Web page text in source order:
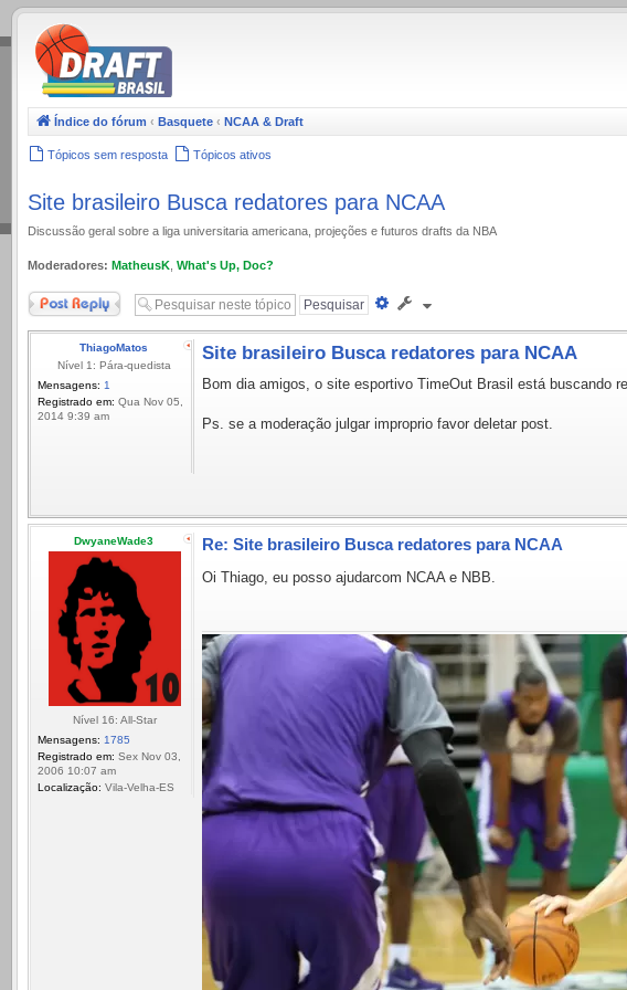
.
Índice do fórum ‹ Basquete ‹ NCAA & Draft
Tópicos sem resposta Tópicos ativos
Site brasileiro Busca redatores para NCAA
Discussão geral sobre a liga universitaria americana, projeções e futuros drafts da NBA
Moderadores: MatheusK What's Up, Doc?
Responder
Pesquisa
ThiagoMatos
Nível 1: Pára-quedista
Mensagens: 1
Registrado em: Qua Nov 05,
2014 9:39 am
Site brasileiro Busca redatores para NCAA
Bom dia amigos, o site esportivo TimeOut Brasil está buscando
Ps. se a moderação julgar improprio favor deletar post.
DwyaneWade3
Nível 16: All-Star
Mensagens: 1785
Registrado em: Sex Nov 03,
2006 10:07 am
Localização: Vila-Velha-ES
Re: Site brasileiro Busca redatores para NCAA
Oi Thiago, eu posso ajudarcom NCAA e NBB.